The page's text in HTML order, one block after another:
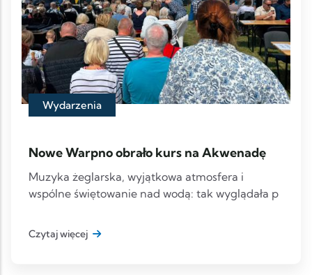
Wydarzenia
Nowe Warpno obrało kurs na Akwenadę
Muzyka żeglarska, wyjątkowa atmosfera i
wspólne świętowanie nad wodą: tak wyglądała p
Czytaj więcej